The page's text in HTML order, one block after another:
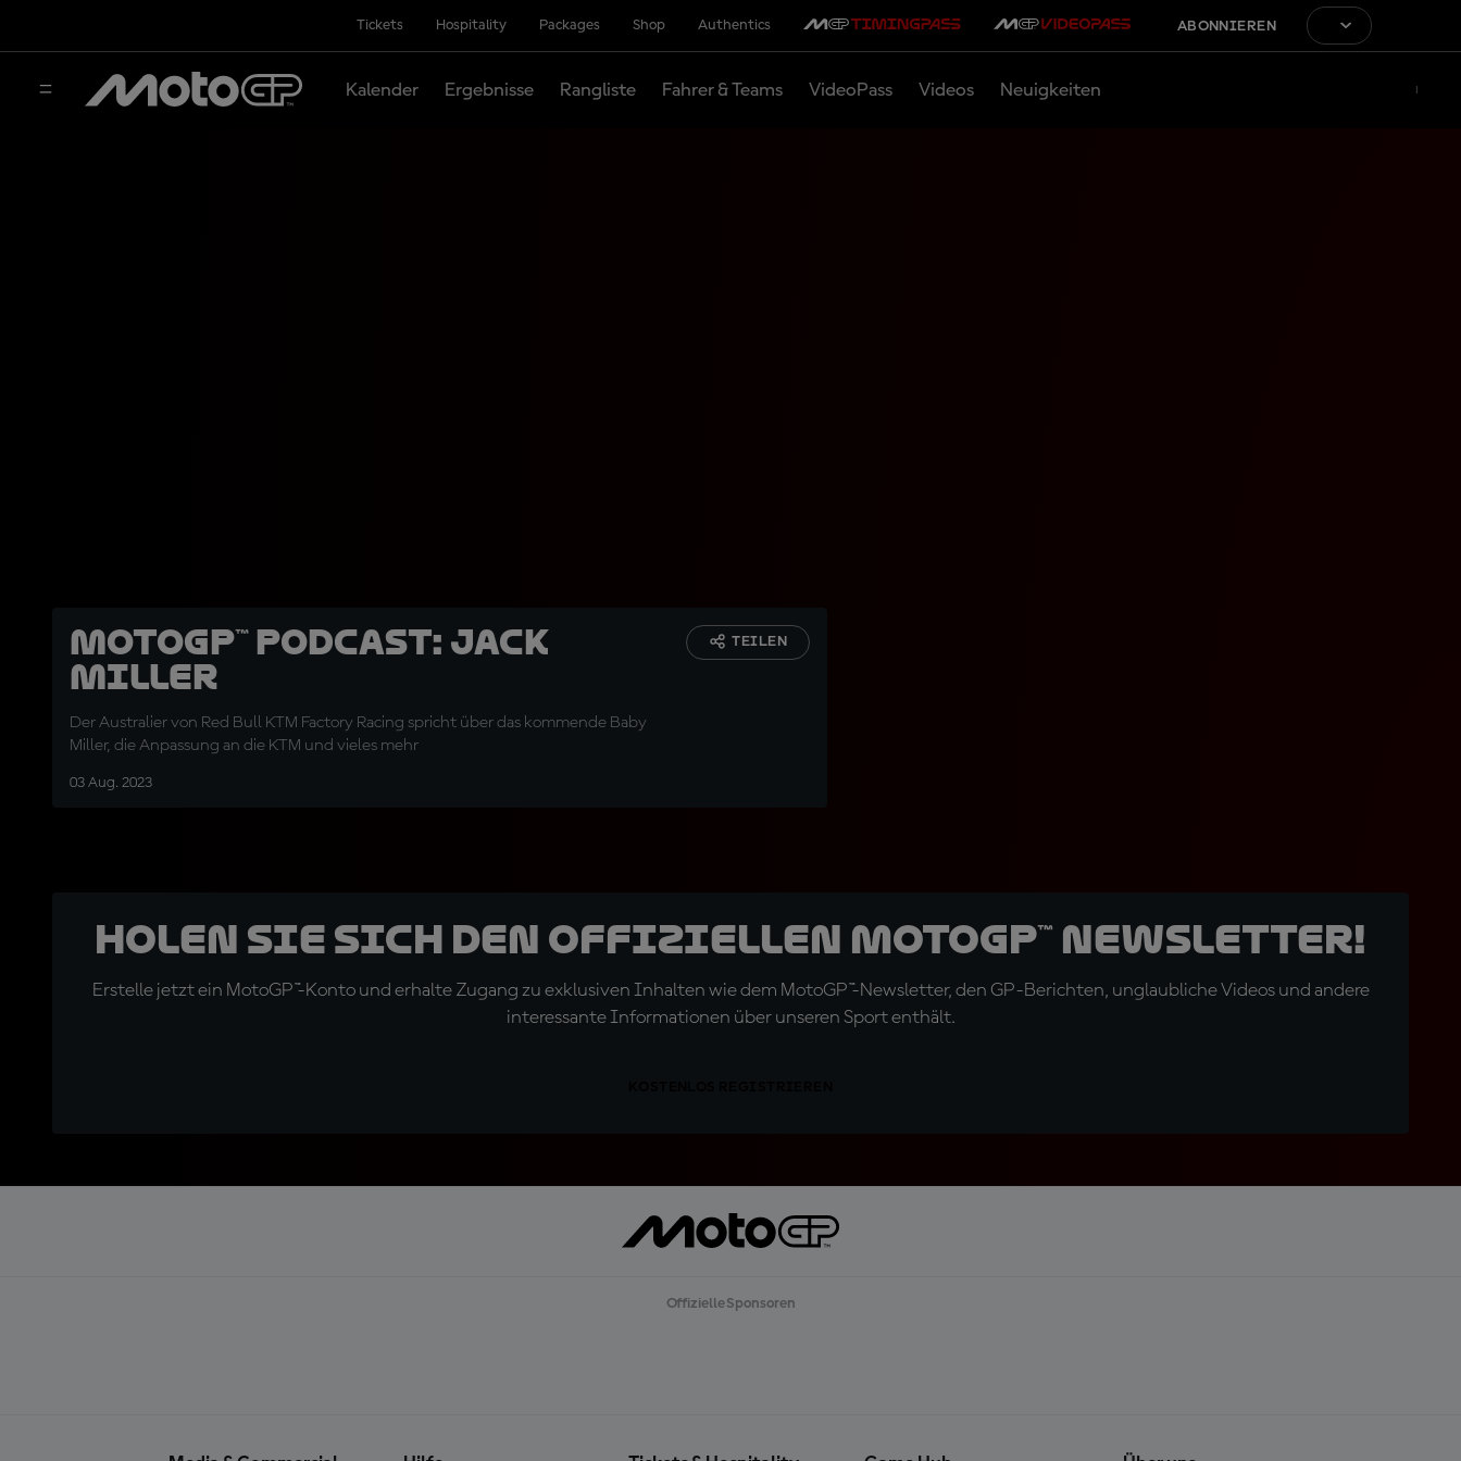
Tickets Hospitality Packages Shop Authentics ABONNIEREN
Kalender Ergebnisse Rangliste Fahrer & Teams VideoPass Videos Neuigkeiten
MotoGP™ Podcast: Jack
Miller
Der Australier von Red Bull KTM Factory Racing spricht über das kommende Baby
Miller, die Anpassung an die KTM und vieles mehr
03 Aug. 2023
TEILEN
Holen Sie sich den offiziellen MotoGP™ Newsletter!
Erstelle jetzt ein MotoGP™-Konto und erhalte Zugang zu exklusiven Inhalten wie dem MotoGP™-Newsletter, den GP-Berichten, unglaubliche Videos und andere
interessante Informationen über unseren Sport enthält.
Offizielle Sponsoren